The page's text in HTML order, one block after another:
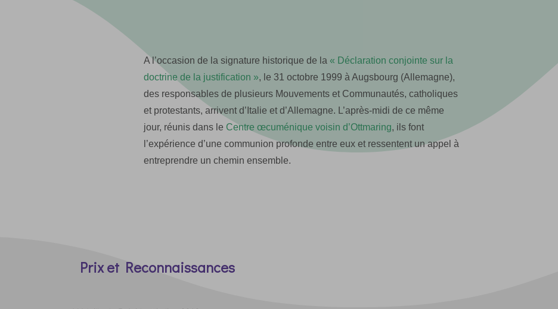
A l’occasion de la signature historique de la« Déclaration conjointe sur la
doctrine de la justification », le 31 octobre 1999 à Augsbourg (Allemagne),
des responsables de plusieurs Mouvements et Communautés, catholiques
et protestants, arrivent d’Italie et d’Allemagne. L’après-midi de ce même
jour, réunis dans le Centre œcuménique voisin d’Ottmaring, ils font
l’expérience d’une communion profonde entre eux et ressentent un appel à
entreprendre un chemin ensemble.
Prix et Reconnaissances